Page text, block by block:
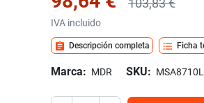
103,83 €
IVA incluido
assignment Descripción completa format_list_bulleted Ficha
Marca: MDR SKU: